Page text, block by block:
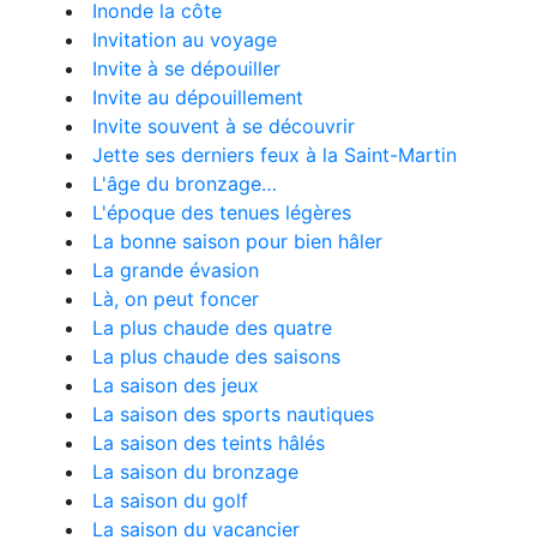
Inonde la côte
Invitation au voyage
Invite à se dépouiller
Invite au dépouillement
Invite souvent à se découvrir
Jette ses derniers feux à la Saint-Martin
L'âge du bronzage…
L'époque des tenues légères
La bonne saison pour bien hâler
La grande évasion
Là, on peut foncer
La plus chaude des quatre
La plus chaude des saisons
La saison des jeux
La saison des sports nautiques
La saison des teints hâlés
La saison du bronzage
La saison du golf
La saison du vacancier